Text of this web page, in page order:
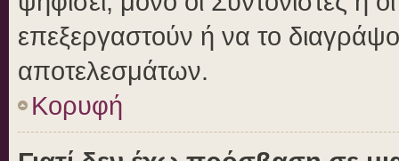
επεξεργαστούν ή να το
αποτελεσμάτων.
Κορυφή